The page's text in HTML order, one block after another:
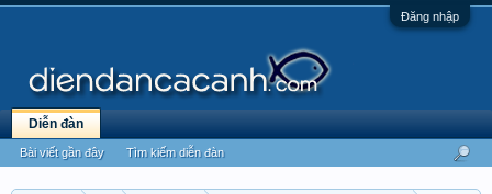
Đăng nhập
Diễn đàn
Bài viết gần đây Tìm kiếm diễn đàn